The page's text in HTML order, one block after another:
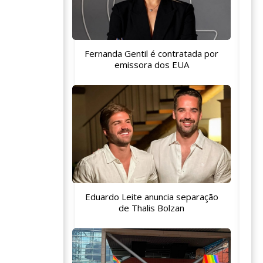
Fernanda Gentil é contratada por
emissora dos EUA
Eduardo Leite anuncia separação
de Thalis Bolzan